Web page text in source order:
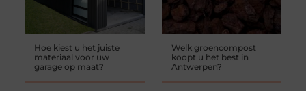
Hoe kiest u het juiste
materiaal voor uw
garage op maat?
Welk groencompost
koopt u het best in
Antwerpen?